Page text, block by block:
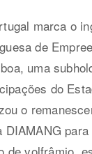
marca o
de
uma
do
o
DIAMANG